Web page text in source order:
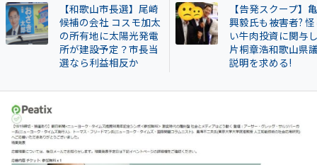
【告発スクープ】亀田
興毅氏も被害者? 怪し
い牛肉投資に関与した
片桐章浩和歌山県議に
説明を求める!
【岐南町】セクハ
動その後 議員全員
〝謎ルール〟導入
会は混乱！現町長
撃すると…